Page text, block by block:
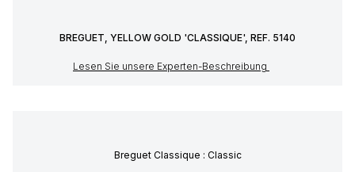
BREGUET, YELLOW GOLD 'CLASSIQUE', REF. 5140
Lesen Sie unsere Experten-Beschreibung
Breguet Classique : Classic